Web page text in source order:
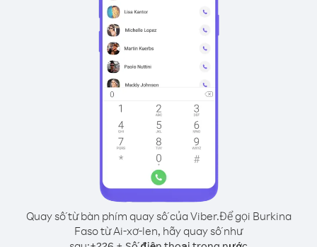
Quay số từ bàn phím quay số của Viber.Để gọi Burkina
Faso từ Ai-xơ-len, hãy quay số như